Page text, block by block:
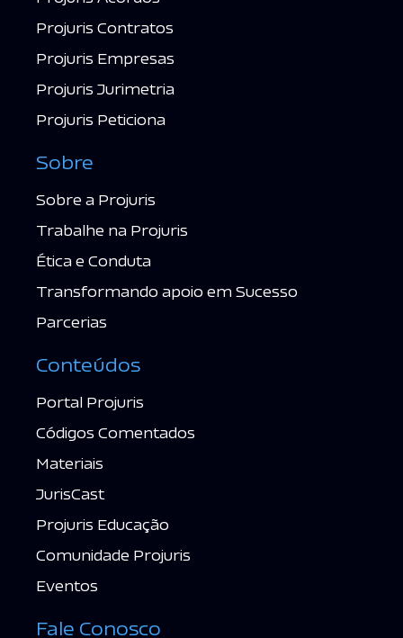
Projuris Contratos
Projuris Empresas
Projuris Jurimetria
Projuris Peticiona
Sobre
Sobre a Projuris
Trabalhe na Projuris
Ética e Conduta
Transformando apoio em Sucesso
Parcerias
Conteúdos
Portal Projuris
Códigos Comentados
Materiais
JurisCast
Projuris Educação
Comunidade Projuris
Eventos
Fale Conosco